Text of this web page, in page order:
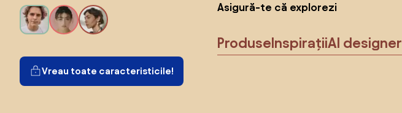
Vreau toate caracteristicile!
Asigură-te că explorezi
ProduseInspirațiiAI designer